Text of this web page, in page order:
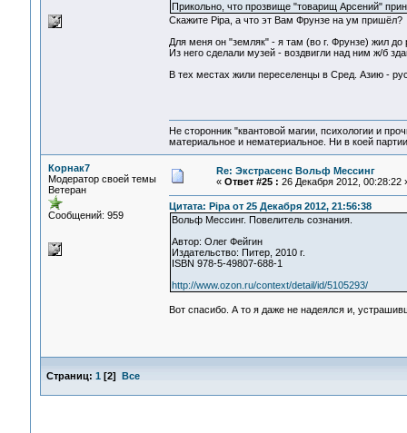
Прикольно, что прозвище "товарищ Арсений"
Скажите Pipa, а что эт Вам Фрунзе на ум пришёл?
Для меня он "земляк" - я там (во г. Фрунзе) жил
Из него сделали музей - воздвигли над ним ж/б
В тех местах жили переселенцы в Сред. Азию -
Не сторонник "квантовой магии, психологии и
материальное и нематериальное. Ни в коей
Корнак7
Модератор своей темы
Ветеран
Сообщений: 959
Re: Экстрасенс Вольф Мессинг
« Ответ #25 : 26 Декабря 2012, 00:28:22
Цитата: Pipa от 25 Декабря 2012, 21:56:38
Вольф Мессинг. Повелитель сознания.
Автор: Олег Фейгин
Издательство: Питер, 2010 г.
ISBN 978-5-49807-688-1
http://www.ozon.ru/context/detail/id/5105293/
Вот спасибо. А то я даже не надеялся и,
Страниц: 1 [2] Все